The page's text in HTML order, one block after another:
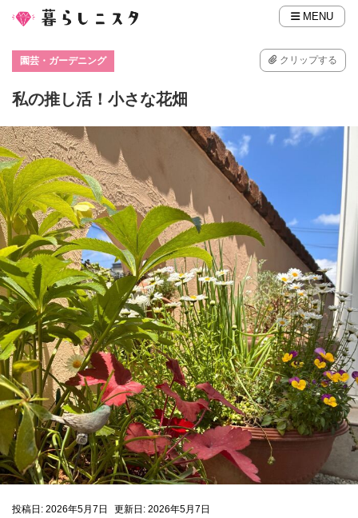
MENU
園芸・ガーデニング クリップする
私の推し活！小さな花畑
投稿日: 2026年5月7日
更新日: 2026年5月7日